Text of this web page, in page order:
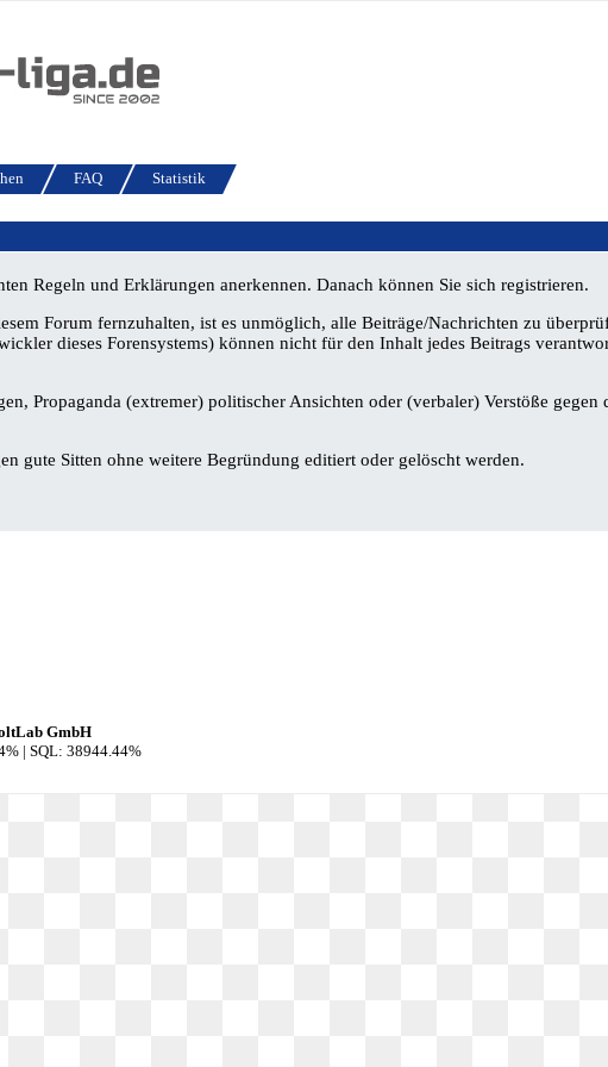
FAQ Statistik
Regeln und Erklärungen anerkennen. Danach können Sie sich registrieren.
Forum fernzuhalten, ist es unmöglich, alle Beiträge/Nachrichten zu
dieses Forensystems) können nicht für den Inhalt jedes Beitrags
Propaganda (extremer) politischer Ansichten oder (verbaler) Verstöße gegen
gute Sitten ohne weitere Begründung editiert oder gelöscht werden.
GmbH
| SQL: 38944.44%